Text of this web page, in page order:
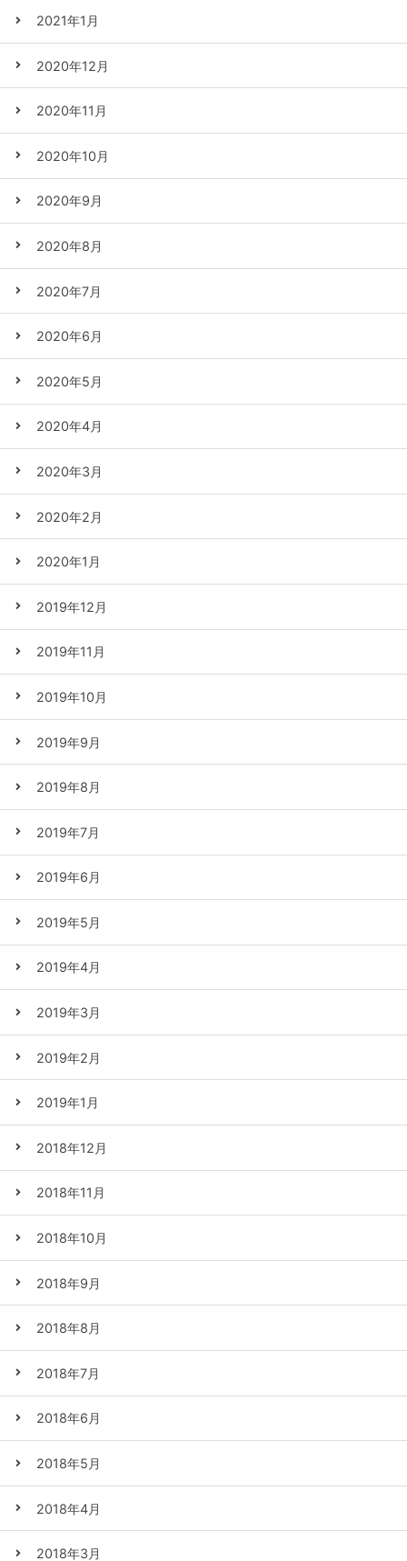
2021年1月
2020年12月
2020年11月
2020年10月
2020年9月
2020年8月
2020年7月
2020年6月
2020年5月
2020年4月
2020年3月
2020年2月
2020年1月
2019年12月
2019年11月
2019年10月
2019年9月
2019年8月
2019年7月
2019年6月
2019年5月
2019年4月
2019年3月
2019年2月
2019年1月
2018年12月
2018年11月
2018年10月
2018年9月
2018年8月
2018年7月
2018年6月
2018年5月
2018年4月
2018年3月